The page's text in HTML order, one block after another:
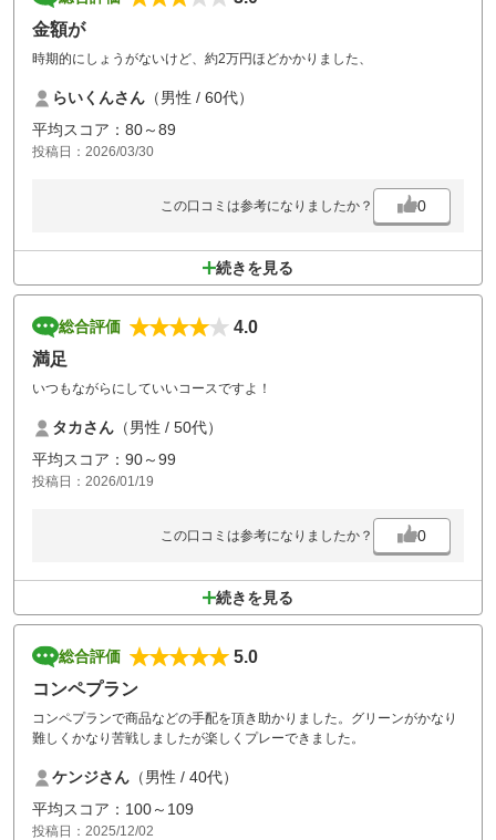
金額が
時期的にしょうがないけど、約2万円ほどかかりました、
らいくんさん （男性 / 60代）
平均スコア：80～89
投稿日：2026/03/30
この口コミは参考になりましたか？ 0
続きを見る
総合評価
4.0
満足
いつもながらにしていいコースですよ！
タカさん （男性 / 50代）
平均スコア：90～99
投稿日：2026/01/19
この口コミは参考になりましたか？ 0
続きを見る
総合評価
5.0
コンペプラン
コンペプランで商品などの手配を頂き助かりました。グリーンがかなり
難しくかなり苦戦しましたが楽しくプレーできました。
ケンジさん （男性 / 40代）
平均スコア：100～109
投稿日：2025/12/02